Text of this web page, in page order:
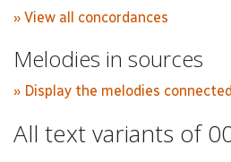
» View all concordances
Melodies in sources
» Display the melodies
All text variants of